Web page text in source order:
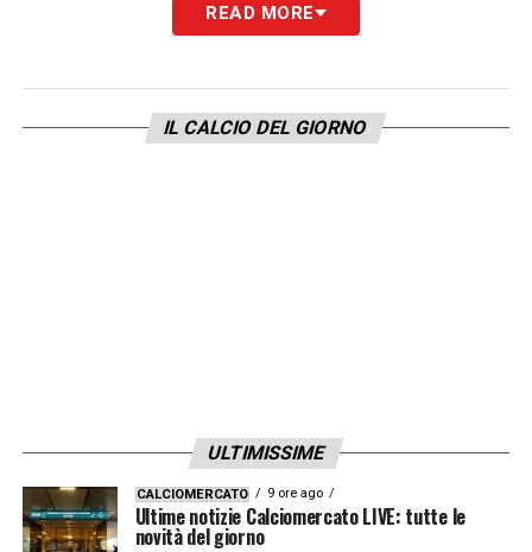
Un’operazione che sarebbe molto
per lasciar partire l’ex Watford.
READ MORE
IL CALCIO DEL GIORNO
ULTIMISSIME
CALCIOMERCATO 9 ore ago
Ultime notizie Calciomercato LIVE: tutte le
novità del giorno